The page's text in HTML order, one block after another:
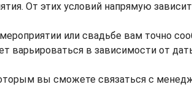
От этих условий напрямую
или свадьбе вам точно
варьироваться в зависимости от
вы сможете связаться с